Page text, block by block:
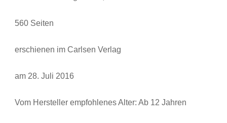
560 Seiten
erschienen im Carlsen Verlag
am 28. Juli 2016
Vom Hersteller empfohlenes Alter: Ab 12 Jahren